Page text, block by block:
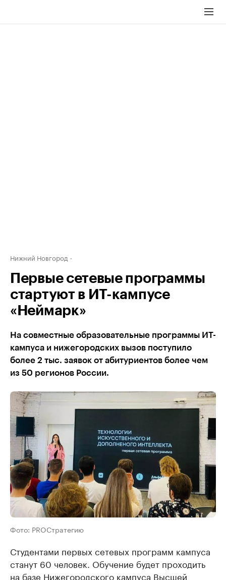
Нижний Новгород
Первые сетевые программы
стартуют в ИТ-кампусе
«Неймарк»
На совместные образовательные программы ИТ-
кампуса и нижегородских вызов поступило
более 2 тыс. заявок от абитуриентов более чем
из 50 регионов России.
Фото: PROСтратегию
Студентами первых сетевых программ кампуса
станут 60 человек. Обучение будет проходить
на базе Нижегородского кампуса Высшей